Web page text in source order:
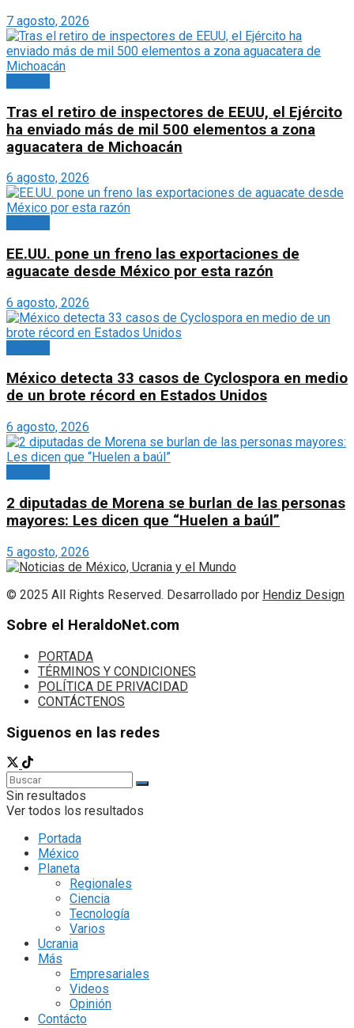
7 agosto, 2026
Tras el retiro de inspectores de EEUU, el Ejército
ha enviado más de mil 500 elementos a zona
aguacatera de Michoacán
6 agosto, 2026
EE.UU. pone un freno las exportaciones de
aguacate desde México por esta razón
6 agosto, 2026
México detecta 33 casos de Cyclospora en medio
de un brote récord en Estados Unidos
6 agosto, 2026
2 diputadas de Morena se burlan de las personas
mayores: Les dicen que “Huelen a baúl”
5 agosto, 2026
© 2025 All Rights Reserved. Desarrollado por Hendiz Design
Sobre el HeraldoNet.com
PORTADA
TÉRMINOS Y CONDICIONES
POLÍTICA DE PRIVACIDAD
CONTÁCTENOS
Siguenos en las redes
Sin resultados
Ver todos los resultados
Portada
México
Planeta
Regionales
Ciencia
Tecnología
Varios
Ucrania
Más
Empresariales
Videos
Opinión
Contácto